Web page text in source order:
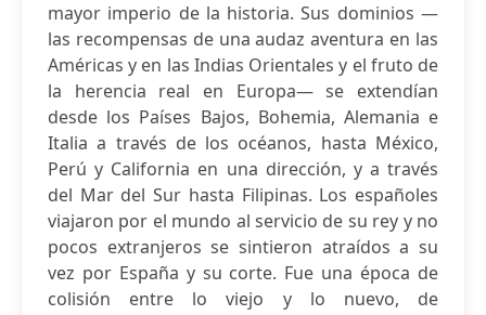
mayor imperio de la historia. Sus dominios —
las recompensas de una audaz aventura en las
Américas y en las Indias Orientales y el fruto de
la herencia real en Europa— se extendían
desde los Países Bajos, Bohemia, Alemania e
Italia a través de los océanos, hasta México,
Perú y California en una dirección, y a través
del Mar del Sur hasta Filipinas. Los españoles
viajaron por el mundo al servicio de su rey y no
pocos extranjeros se sintieron atraídos a su
vez por España y su corte. Fue una época de
colisión entre lo viejo y lo nuevo, de